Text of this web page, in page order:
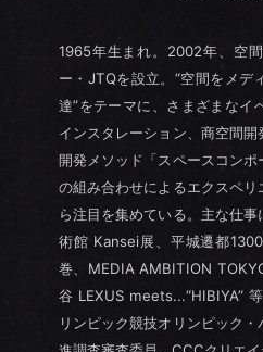
1965年生まれ。2002年、空
ー・JTQを設立。“空間をメデ
達”をテーマに、さまざまなイ
インスタレーション、商空間
開発メソッド「スペースコン
の組み合わせによるエクスペ
ら注目を集めている。主な仕
術館 Kansei展、平城遷都
巻、MEDIA AMBITION
谷 LEXUS meets...“HIBIYA”
リンピック競技オリンピック